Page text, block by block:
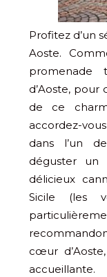
Profitez d’un
Aoste.
promenade
d’Aoste,
de ce
accordez-
dans l’un
déguster un
délicieux
Sicile (les
cœur
accueillante.